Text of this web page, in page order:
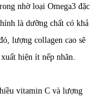
nhờ loại Omega3 đặc
là dưỡng chất có khả
lượng collagen cao sẽ
hiện ít nếp nhăn.
vitamin C và lượng